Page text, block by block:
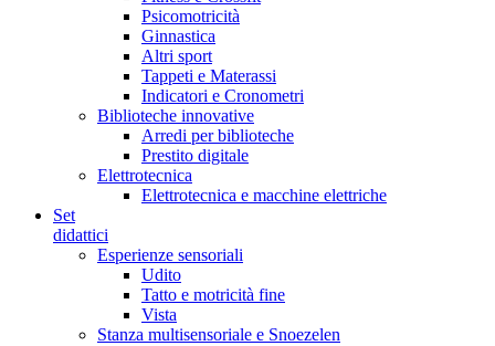
Psicomotricità
Ginnastica
Altri sport
Tappeti e Materassi
Indicatori e Cronometri
Biblioteche innovative
Arredi per biblioteche
Prestito digitale
Elettrotecnica
Elettrotecnica e macchine elettriche
Set
didattici
Esperienze sensoriali
Udito
Tatto e motricità fine
Vista
Stanza multisensoriale e Snoezelen